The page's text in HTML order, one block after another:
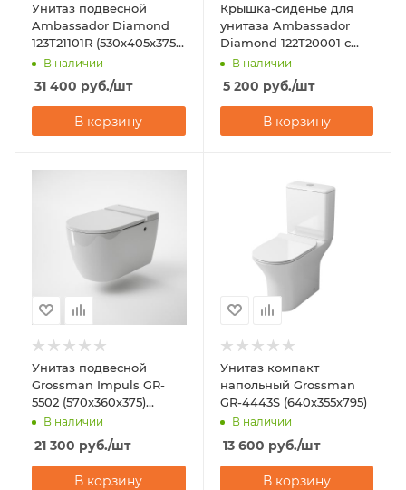
Унитаз подвесной
Ambassador Diamond
123T21101R (530х405х375)
красный
В наличии
31 400 руб./шт
В корзину
Крышка-сиденье для
унитаза Ambassador
Diamond 122T20001 с
микролифтом
В наличии
5 200 руб./шт
В корзину
Унитаз подвесной
Grossman Impuls GR-
5502 (570х360х375)
белый
В наличии
21 300 руб./шт
В корзину
Унитаз компакт
напольный Grossman
GR-4443S (640х355х795)
В наличии
13 600 руб./шт
В корзину